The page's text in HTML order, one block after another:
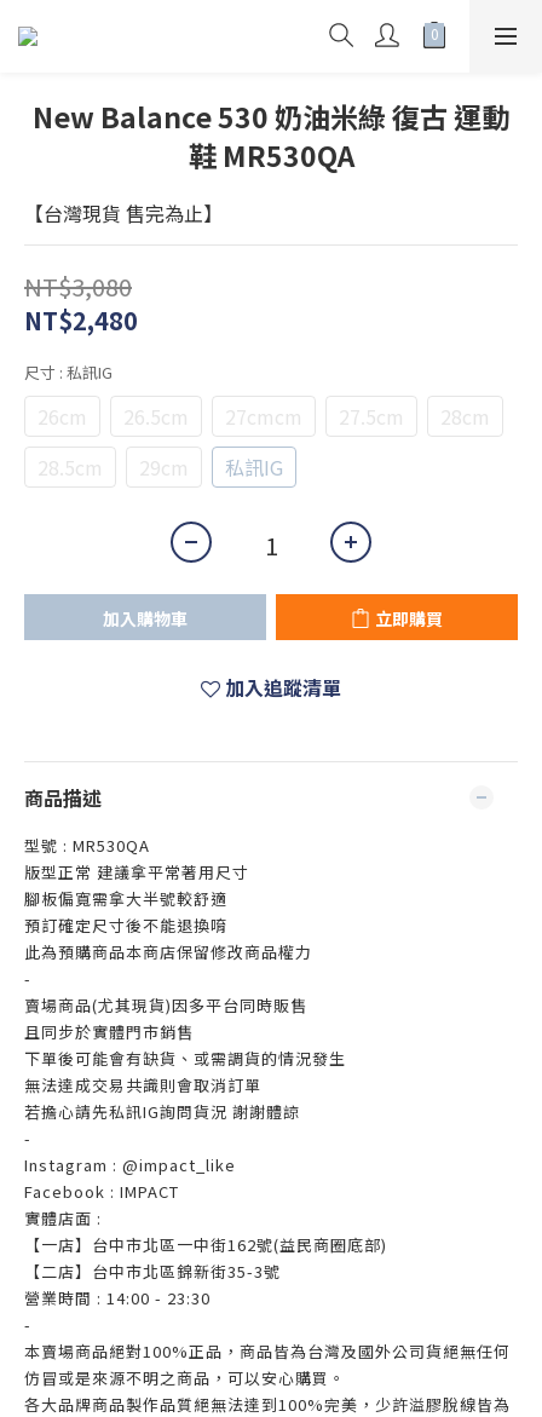
New Balance 530 奶油米綠 復古 運動
鞋 MR530QA
【台灣現貨 售完為止】
NT$3,080
NT$2,480
尺寸 : 私訊IG
26cm 26.5cm 27cmcm 27.5cm
28cm
28.5cm
29cm 私訊IG
加入購物車 立即購買
加入追蹤清單
商品描述
型號 : MR530QA
版型正常 建議拿平常著用尺寸
腳板偏寬需拿大半號較舒適
預訂確定尺寸後不能退換唷
此為預購商品本商店保留修改商品權力
-
賣場商品(尤其現貨)因多平台同時販售
且同步於實體門市銷售
下單後可能會有缺貨、或需調貨的情況發生
無法達成交易共識則會取消訂單
若擔心請先私訊IG詢問貨況 謝謝體諒
-
Instagram : @impact_like
Facebook : IMPACT
實體店面 :
【一店】台中市北區一中街162號(益民商圈底部)
【二店】台中市北區錦新街35-3號
營業時間 : 14:00 - 23:30
-
本賣場商品絕對100%正品，商品皆為台灣及國外公司貨絕無任何
仿冒或是來源不明之商品，可以安心購買。
各大品牌商品製作品質絕無法達到100%完美，少許溢膠脫線皆為